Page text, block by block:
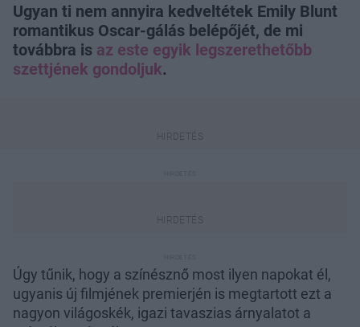
Ugyan ti nem annyira kedveltétek Emily Blunt
romantikus Oscar-gálás belépőjét, de mi
továbbra is az este egyik legszerethetőbb
szettjének gondoljuk.
Úgy tűnik, hogy a színésznő most ilyen napokat él,
ugyanis új filmjének premierjén is megtartott ezt a
nagyon világoskék, igazi tavaszias árnyalatot a